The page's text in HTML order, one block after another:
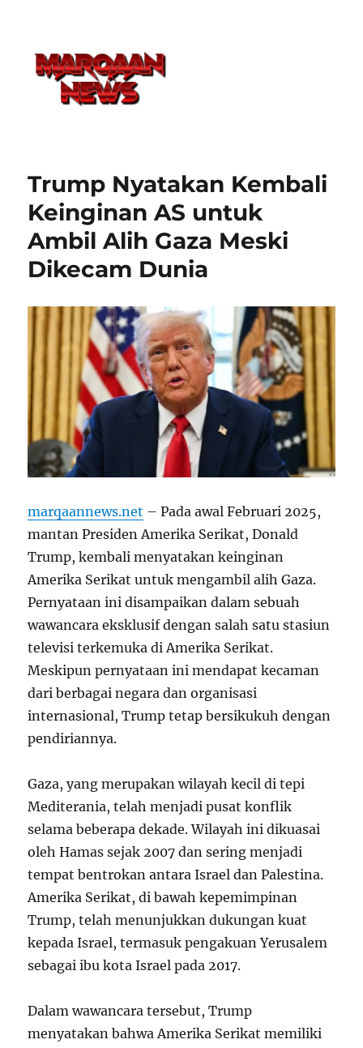
Trump Nyatakan Kembali
Keinginan AS untuk
Ambil Alih Gaza Meski
Dikecam Dunia
marqaannews.net –Pada awal Februari 2025,
mantan Presiden Amerika Serikat, Donald
Trump, kembali menyatakan keinginan
Amerika Serikat untuk mengambil alih Gaza.
Pernyataan ini disampaikan dalam sebuah
wawancara eksklusif dengan salah satu stasiun
televisi terkemuka di Amerika Serikat.
Meskipun pernyataan ini mendapat kecaman
dari berbagai negara dan organisasi
internasional, Trump tetap bersikukuh dengan
pendiriannya.
Gaza, yang merupakan wilayah kecil di tepi
Mediterania, telah menjadi pusat konflik
selama beberapa dekade. Wilayah ini dikuasai
oleh Hamas sejak 2007 dan sering menjadi
tempat bentrokan antara Israel dan Palestina.
Amerika Serikat, di bawah kepemimpinan
Trump, telah menunjukkan dukungan kuat
kepada Israel, termasuk pengakuan Yerusalem
sebagai ibu kota Israel pada 2017.
Dalam wawancara tersebut, Trump
menyatakan bahwa Amerika Serikat memiliki